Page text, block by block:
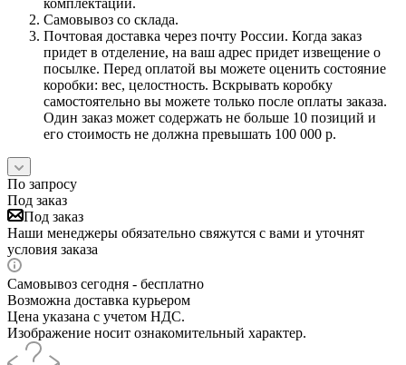
Самовывоз со склада.
Почтовая доставка через почту России. Когда заказ
придет в отделение, на ваш адрес придет извещение о
посылке. Перед оплатой вы можете оценить состояние
коробки: вес, целостность. Вскрывать коробку
самостоятельно вы можете только после оплаты заказа.
Один заказ может содержать не больше 10 позиций и
его стоимость не должна превышать 100 000 р.
По запросу
Под заказ
Под заказ
Наши менеджеры обязательно свяжутся с вами и уточнят
условия заказа
Самовывоз сегодня - бесплатно
Возможна доставка курьером
Цена указана с учетом НДС.
Изображение носит ознакомительный характер.